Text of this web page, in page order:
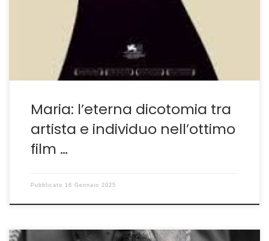
attraverso i finti biopic sulle figure femminili ha
costruito gran parte della propria produzione recente.
Dopo Jackie del 2016-Jackie tra mito e manipolazione
della storia. Così […]
Maria: l’eterna dicotomia tra
artista e individuo nell’ottimo
film …
Pubblicato 16 Gennaio 2025